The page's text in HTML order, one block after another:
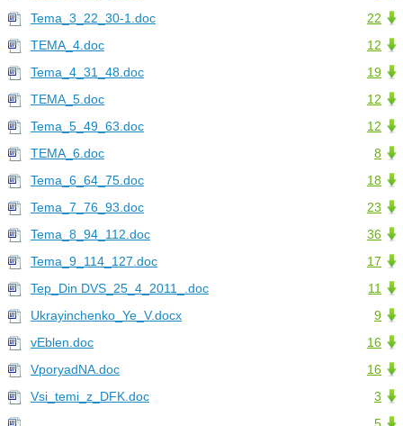
22
Tema_3_22_30-1.doc
12
TEMA_4.doc
19
Tema_4_31_48.doc
12
TEMA_5.doc
12
Tema_5_49_63.doc
8
TEMA_6.doc
18
Tema_6_64_75.doc
23
Tema_7_76_93.doc
36
Tema_8_94_112.doc
17
Tema_9_114_127.doc
11
Tep_Din DVS_25_4_2011_.doc
9
Ukrayinchenko_Ye_V.docx
16
vEblen.doc
16
VporyadNA.doc
3
Vsi_temi_z_DFK.doc